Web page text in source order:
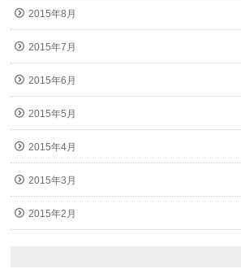
2015年8月
2015年7月
2015年6月
2015年5月
2015年4月
2015年3月
2015年2月